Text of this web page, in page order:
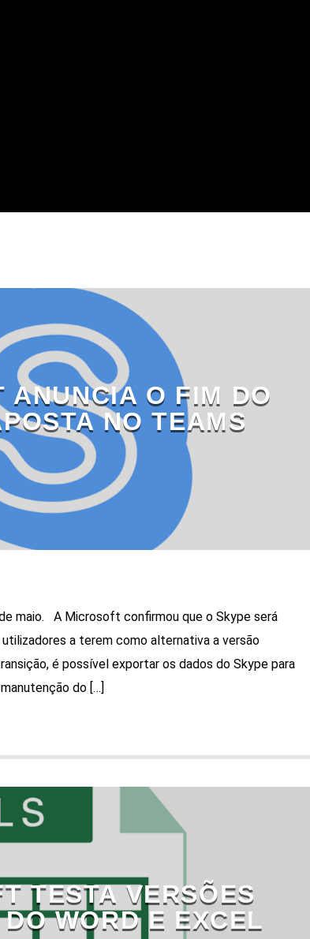
ANUNCIA O FIM DO
NO TEAMS
maio. A Microsoft confirmou que o Skype será
a terem como alternativa a versão
é possível exportar os dados do Skype para
do […]
TESTA VERSÕES
WORD E EXCEL